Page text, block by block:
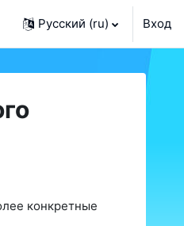
Русский ‎(ru)‎ Вход
конкретные